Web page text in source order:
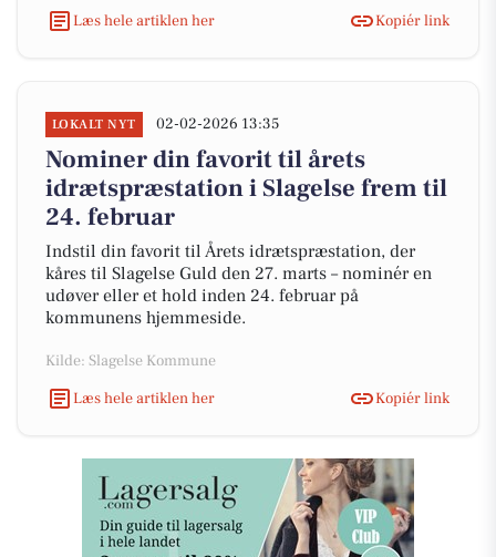
Læs hele artiklen her
Kopiér link
LOKALT NYT 02-02-2026 13:35
Nominer din favorit til årets
idrætspræstation i Slagelse frem til
24. februar
Indstil din favorit til Årets idrætspræstation, der
kåres til Slagelse Guld den 27. marts – nominér en
udøver eller et hold inden 24. februar på
kommunens hjemmeside.
Kilde: Slagelse Kommune
Læs hele artiklen her
Kopiér link